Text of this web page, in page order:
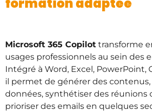
Microsoft 365 Copilot transforme
usages professionnels au sein des
Intégré à Word, Excel, PowerPoint,
il permet de générer des contenus,
données, synthétiser des réunions
prioriser des emails en quelques